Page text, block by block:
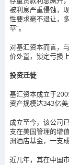
被利息严重侵蚀，
性要求毫不退让，
草”。
对基汇资本而言，
价处置，锁定亏损
投资迁徙
基汇资本成立于
资产规模达343亿
成立至今，该公司
支在美国管理的增
洲酒店基金，一支
近几年，其在中国